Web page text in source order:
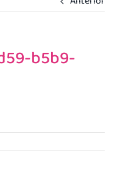
b5b9-